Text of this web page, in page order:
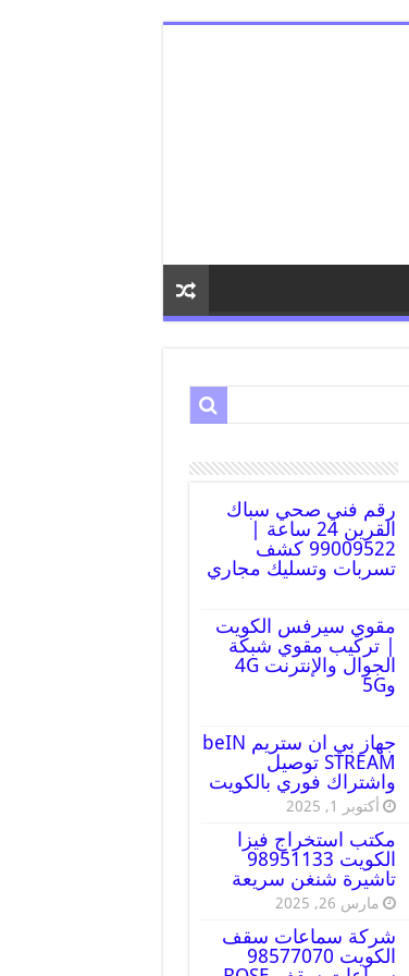
رقم فني صحي سباك
القرين 24 ساعة |
99009522 كشف
تسربات وتسليك مجاري
مقوي سيرفس الكويت
| تركيب مقوي شبكة
الجوال والإنترنت 4G
و5G
جهاز بي ان ستريم beIN
STREAM توصيل
واشتراك فوري بالكويت
أكتوبر 1, 2025
مكتب استخراج فيزا
الكويت 98951133
تاشيرة شنغن سريعة
مارس 26, 2025
شركة سماعات سقف
الكويت 98577070